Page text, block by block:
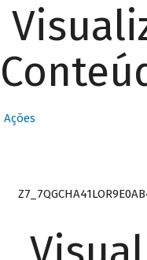
Ações